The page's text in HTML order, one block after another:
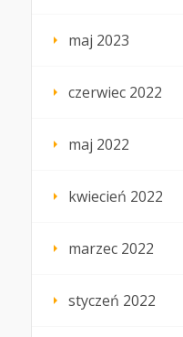
maj 2023
czerwiec 2022
maj 2022
kwiecień 2022
marzec 2022
styczeń 2022